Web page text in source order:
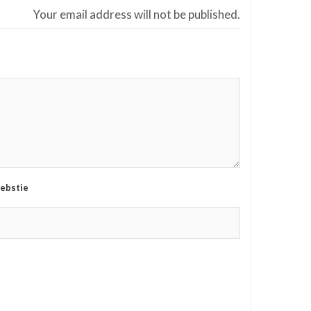
Your email address will not be published.